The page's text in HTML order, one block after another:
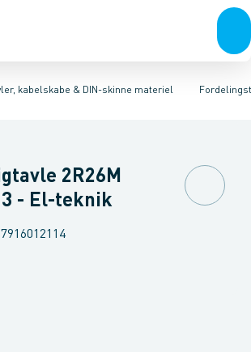
kabelskabe & DIN-skinne materiel
& lampeudtagForgreningsmateriel
rackskabe Fordelings-/byggepladstavler
Dæksel for montagekasse
2R26M
- El-teknik
7916012114